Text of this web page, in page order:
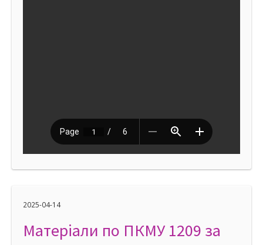
2025-04-14
Матеріали по ПКМУ 1209 за